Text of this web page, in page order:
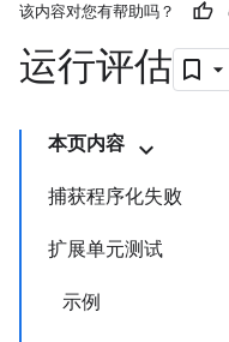
该内容对您有帮助吗？
运行评估
本页内容
捕获程序化失败
扩展单元测试
示例